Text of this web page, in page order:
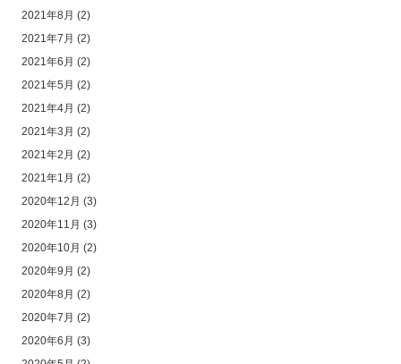
2021年8月 (2)
2021年7月 (2)
2021年6月 (2)
2021年5月 (2)
2021年4月 (2)
2021年3月 (2)
2021年2月 (2)
2021年1月 (2)
2020年12月 (3)
2020年11月 (3)
2020年10月 (2)
2020年9月 (2)
2020年8月 (2)
2020年7月 (2)
2020年6月 (3)